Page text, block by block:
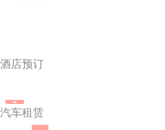
酒店预订
汽车租赁